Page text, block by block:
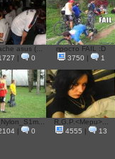
asus (...
0
просто FAIL :D
3750
1
| 0
R.G.P.<Mepu>...
4555
13